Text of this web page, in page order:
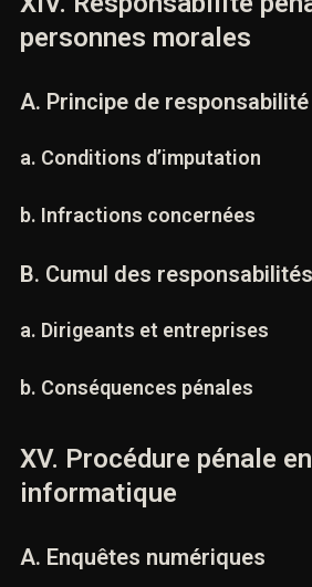
XIV. Responsabilité
personnes morales
A. Principe de responsabilité
a. Conditions d’imputation
b. Infractions concernées
B. Cumul des responsabilités
a. Dirigeants et entreprises
XV. Procédure pénale
informatique
recherchez un avocat spécialisé en
coordonnées et nous vous